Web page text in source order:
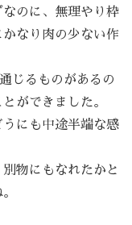
のに、無理やり枠
なり肉の少ない作
じるものがあるの
ができました。
にも中途半端な感
物にもなれたかと